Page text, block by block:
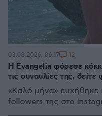
Η Evangelia φόρεσε
τις συναυλίες της,
«Καλό μήνα» ευχήθηκε
followers της στο
03.08.2026, 06:17 12